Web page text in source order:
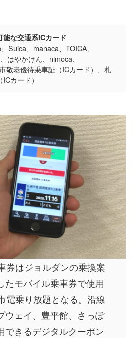
能な交通系ICカード
Suica、manaca、TOICA、
はやかけん、nimoca、
敬老優待乗車証（ICカード）、札
カード）
券はジョルダンの乗換案
たモバイル乗車券で使用
電乗り放題となる。沿線
ウェイ、豊平館、さっぽ
できるデジタルクーポン